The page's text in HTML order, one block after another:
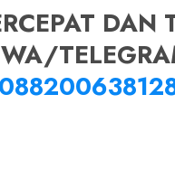
DAN
WA/